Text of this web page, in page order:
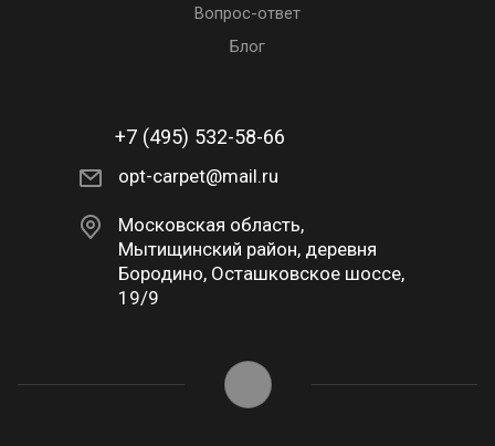
Вопрос-ответ
Блог
+7 (495) 532-58-66
opt-carpet@mail.ru
Московская область,
Мытищинский район, деревня
Бородино, Осташковское шоссе,
19/9